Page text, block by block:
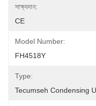
সাক্ষ্যদান:
CE
Model Number:
FH4518Y
Type:
Tecumseh Condensing